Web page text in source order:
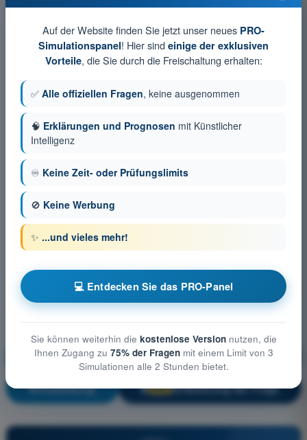
Grenzen der menschlichen Leistungsfähigkeit
Ausbildung! 🔒 PRO Erläuterung der Frage
Auf der Website finden Sie jetzt unser neues PRO-
Simulationspanel! Hier sind einige der exklusiven
Vorteile, die Sie durch die Freischaltung erhalten:
✅ Alle offiziellen Fragen, keine ausgenommen
🧠 Erklärungen und Prognosen mit Künstlicher
Intelligenz
♾️ Keine Zeit- oder Prüfungslimits
🚫 Keine Werbung
✨ ...und vieles mehr!
💻 Entdecken Sie das PRO-Panel
Sie können weiterhin die kostenlose Versionnutzen, die
Ihnen Zugang zu 75% der Fragenmit einem Limit von 3
Simulationen alle 2 Stunden bietet.